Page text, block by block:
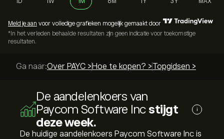
Meld je aan voor volledige grafieken mogelijk gemaakt door
*In het verleden behaalde resultaten zijn geen indicatie voor toekomstige
resultaten.
Ga naar:Over PAYC > Hoe te kopen? >Topgidsen >
De aandelenkoers van
Paycom Software Incstijgt
deze week.
i
De huidige aandelenkoers Paycom Software Inc is